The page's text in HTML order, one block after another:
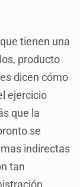
tienen una
producto
dicen cómo
ejercicio
que la
se
indirectas
tan